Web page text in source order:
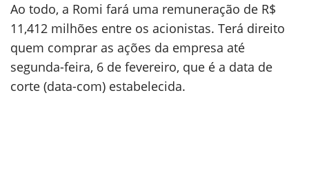
Ao todo, a Romi fará uma remuneração de R$
11,412 milhões entre os acionistas. Terá direito
quem comprar as ações da empresa até
segunda-feira, 6 de fevereiro, que é a data de
corte (data-com) estabelecida.